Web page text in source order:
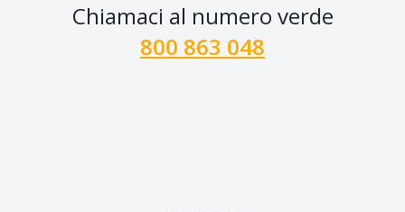
Chiamaci al numero verde
800 863 048